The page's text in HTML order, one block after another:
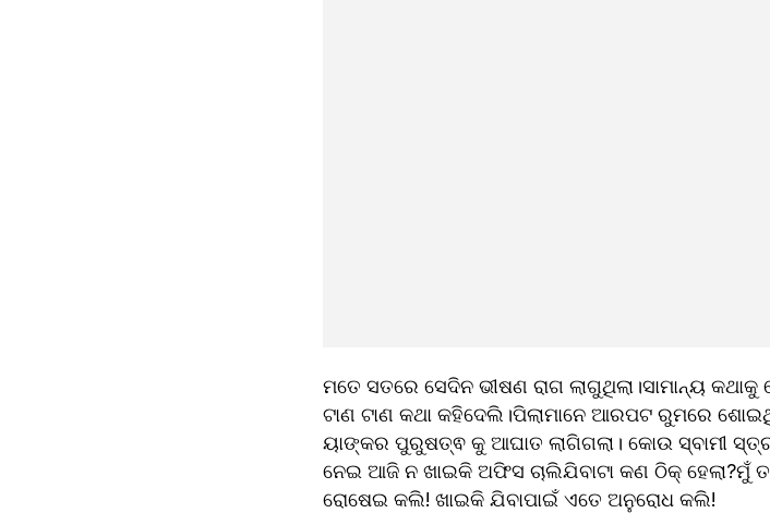
ମତେ ସତରେ ସେଦିନ ଭୀଷଣ ରାଗ ଲାଗୁଥିଲା।ସାମାନ୍ୟ
ଟାଣ ଟାଣ କଥା କହିଦେଲି।ପିଲାମାନେ ଆରପଟ ରୁମରେ
ୟାଙ୍କର ପୁରୁଷତ୍ଵ କୁ ଆଘାତ ଲାଗିଗଲା। କୋଉ ସ୍ବାମୀ
ନେଇ ଆଜି ନ ଖାଇକି ଅଫିସ ଚାଲିଯିବାଟା କଣ ଠିକ୍ ହେଲା?ମୁଁ
ରୋଷେଇ କଲି! ଖାଇକି ଯିବାପାଇଁ ଏତେ ଅନୁରୋଧ କଲି!